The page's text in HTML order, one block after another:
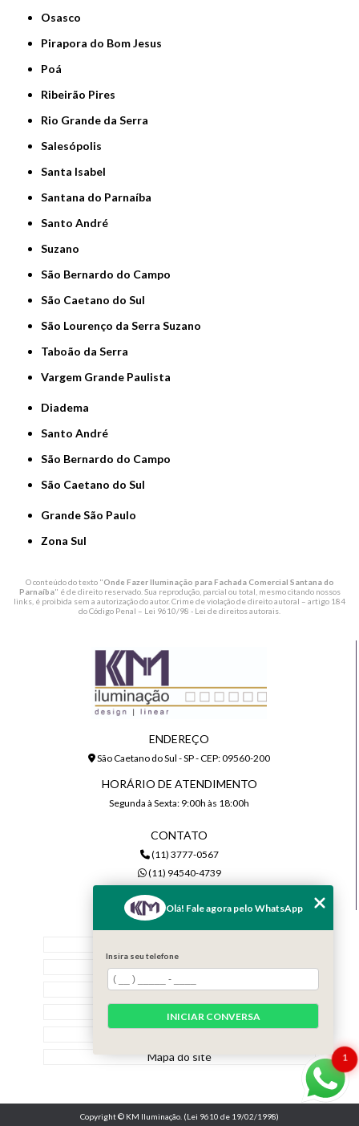
Osasco
Pirapora do Bom Jesus
Poá
Ribeirão Pires
Rio Grande da Serra
Salesópolis
Santa Isabel
Santana do Parnaíba
Santo André
Suzano
São Bernardo do Campo
São Caetano do Sul
São Lourenço da Serra Suzano
Taboão da Serra
Vargem Grande Paulista
Diadema
Santo André
São Bernardo do Campo
São Caetano do Sul
Grande São Paulo
Zona Sul
O conteúdo do texto "Onde Fazer Iluminação para Fachada Comercial Santana do
Parnaíba" é de direito reservado. Sua reprodução, parcial ou total, mesmo citando nossos
links, é proibida sem a autorização do autor. Crime de violação de direito autoral – artigo 184
do Código Penal – Lei 9610/98 - Lei de direitos autorais
ENDEREÇO
São Caetano do Sul - SP - CEP: 09560-200
HORÁRIO DE ATENDIMENTO
Segunda à Sexta: 9:00h às 18:00h
CONTATO
(11) 3777-0567
(11) 94540-4739
Quem Somos
Serviços
Contato
Mapa do site
Copyright © KM Iluminação. (Lei 9610 de 19/02/1998)
1
Olá! Fale agora pelo WhatsApp
Insira seu telefone
INICIAR CONVERSA